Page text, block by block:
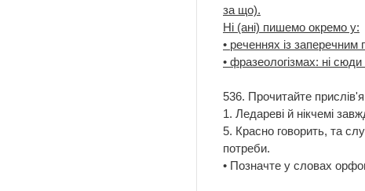
за що).
Ні (ані) пишемо окремо у:
• реченнях із
• фразеологізмах: ні сюди
536. Прочитайте
1. Ледареві й нікчемі
5. Красно говорить, та
потреби.
• Позначте у словах